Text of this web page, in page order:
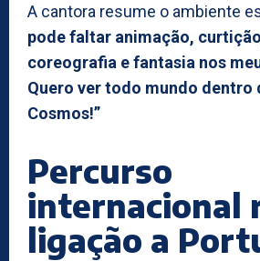
A cantora resume o ambiente
pode faltar animação,
coreografia e fantasia nos
Quero ver todo mundo dentro
Cosmos!”
Percurso
internacional
ligação a